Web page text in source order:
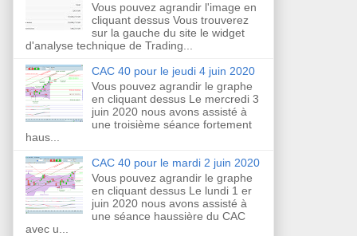
Vous pouvez agrandir l'image en
cliquant dessus Vous trouverez
sur la gauche du site le widget
d'analyse technique de Trading...
CAC 40 pour le jeudi 4 juin 2020
Vous pouvez agrandir le graphe
en cliquant dessus Le mercredi 3
juin 2020 nous avons assisté à
une troisième séance fortement
haus...
CAC 40 pour le mardi 2 juin 2020
Vous pouvez agrandir le graphe
en cliquant dessus Le lundi 1 er
juin 2020 nous avons assisté à
une séance haussière du CAC
avec u...